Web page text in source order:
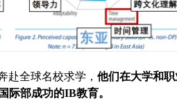
赴全球名校求学， 他们在大学和
际部成功的IB教育。